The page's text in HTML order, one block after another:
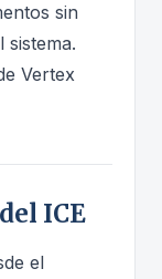
sin
Vertex
ICE
el